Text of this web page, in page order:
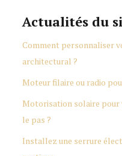
Actualités du
Comment personnaliser
architectural ?
Moteur filaire ou radio
Motorisation solaire
le pas ?
Installez une serrure